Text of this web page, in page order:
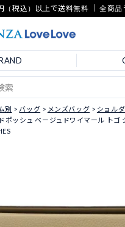
（税込）以上で送料無料 ｜ 全商品
別 バッグ メンズバッグ
ショル
ポッシュ ベージュドワイマール トゴ